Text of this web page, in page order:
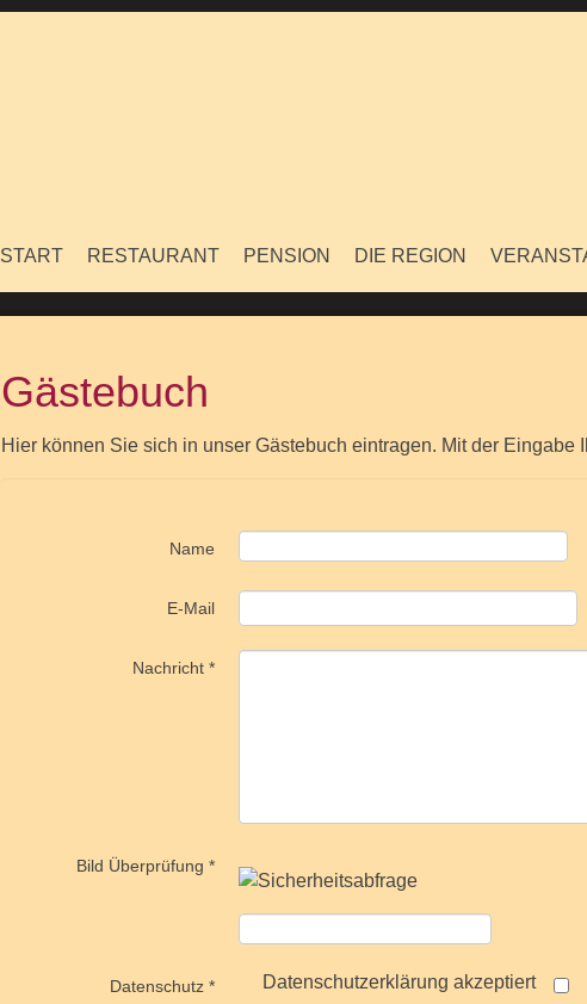
START RESTAURANT PENSION DIE REGION
Gästebuch
Hier können Sie sich in unser Gästebuch eintragen. Mit der Eingabe
Name
E-Mail
Nachricht *
Bild Überprüfung *
Datenschutz * Datenschutzerklärung akzeptiert